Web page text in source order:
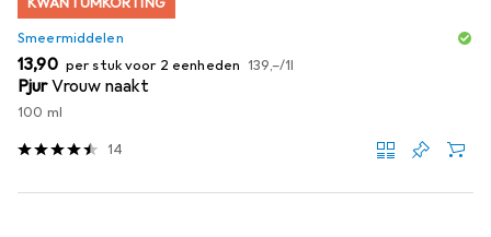
Smeermiddelen
EUR
13,90 per stuk voor 2 eenheden EUR
139,–/1l
PjurVrouw naakt
100 ml
14